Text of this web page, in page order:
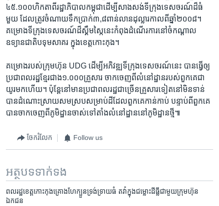
៤៥.១០០​ហិកតា​ពី​រដ្ឋាភិបាល​កម្ពុជា​ដើម្បី​សាងសង់​ទី​ក្រុង​ទេសចរណ៍​ដ៏​ធំ​
មួយ​ ដែល​ត្រូវ​ចំណាយ​ទឹក​ប្រាក់​៣,៨​ពាន់​លាន​ដុល្លារ​កាល​ពី​ឆ្នាំ​២០០៨។ ​
គម្រោង​ទីក្រុង​ទេសចរណ៍​ដ៏​ស្គឹមស្កៃ​នេះ​កំពុង​ដំណើរការ​នៅ​ចំ​កណ្ដាល​
ឧទ្យាន​ជាតិ​បទុមសាគរ​ ក្នុង​ខេត្ត​កោះកុង។​
គម្រោង​របស់​ក្រុម​ហ៊ុន​ UDG ​ដើម្បី​អភិវឌ្ឍ​ទីក្រុង​ទេសចរណ៍​នេះ​ បាន​ធ្វើ​ឲ្យ​
ប្រជា​ពលរដ្ឋ​ខ្មែរ​ជាង​១.០០០​គ្រួសារ ​ចាកចេញ​ពី​លំនៅដ្ឋាន​របស់​ពួកគេ​ជា​
យូរ​មក​ហើយ។ ​ប៉ុន្តែ​នៅ​មាន​ប្រជា​ពល​រដ្ឋ​ជា​ច្រើន​គ្រួសារ​ទៀត​នៅ​មិន​ទាន់​
បាន​ដំណោះស្រាយ​សមស្រប​សម្រាប់​ដី​ដែល​ពួកគេ​កាន់​កាប់​ បន្ទាប់​ពី​ពួក​គេ​
បាន​ចាក​ចេញ​ពី​ភូមិដ្ឋាន​ចាស់​ទៅ​តាំង​លំនៅដ្ឋាន​នៅ​ភូមិដ្ឋាន​ថ្មី៕
ចែករំលែក Follow us
អត្ថបទ​ទាក់ទង
ពលរដ្ឋ​ខេត្ត​កោះកុង​គ្រោង​ហែ​ក្បួន​ទ្រង់ទ្រាយ​ធំ​ តវ៉ា​ក្នុង​ជម្លោះ​ដីធ្លី​ជាមួយ​ក្រុមហ៊ុន​
ឯកជន​